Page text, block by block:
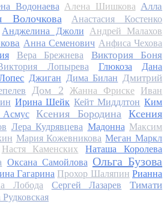
Водонаева Алена Шишкова Алла
Волочкова Анастасия Костенко
Анджелина Джоли
Андрей Малахов
Анна Семенович Анфиса Чехова
Вера Брежнева Виктория Боня
Лопырева Глюкоза
Дана
Джиган Дима Билан Дмитрий
Дом 2 Жанна Фриске
Иван
Ирина Шейк Кейт Миддлтон Ким
Ксения Бородина
Ксения
Лера Кудрявцева Мадонна Максим
Мария Кожевникова Меган Маркл
Настя Каменских
Наташа Королева
Оксана Самойлова Ольга Бузова
Гагарина Прохор Шаляпин Рианна
Лобода Сергей Лазарев
Тимати